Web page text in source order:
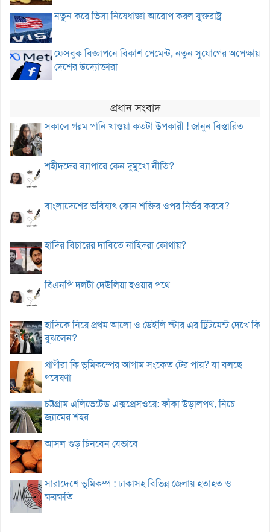
নতুন করে ভিসা নিষেধাজ্ঞা আরোপ করল যুক্তরাষ্ট্র
ফেসবুক বিজ্ঞাপনে বিকাশ পেমেন্ট, নতুন সুযোগের অপেক্ষায়
দেশের উদ্যোক্তারা
প্রধান সংবাদ
সকালে গরম পানি খাওয়া কতটা উপকারী ! জানুন বিস্তারিত
শহীদদের ব্যাপারে কেন দুমুখো নীতি?
বাংলাদেশের ভবিষ্যৎ কোন শক্তির ওপর নির্ভর করবে?
হাদির বিচারের দাবিতে নাহিদরা কোথায়?
বিএনপি দলটা দেউলিয়া হওয়ার পথে
হাদিকে নিয়ে প্রথম আলো ও ডেইলি স্টার এর ট্রিটমেন্ট দেখে কি
বুঝলেন?
প্রাণীরা কি ভূমিকম্পের আগাম সংকেত টের পায়? যা বলছে
গবেষণা
চট্টগ্রাম এলিভেটেড এক্সপ্রেসওয়ে: ফাঁকা উড়ালপথ, নিচে
জ্যামের শহর
আসল গুড় চিনবেন যেভাবে
সারাদেশে ভূমিকম্প : ঢাকাসহ বিভিন্ন জেলায় হতাহত ও
ক্ষয়ক্ষতি